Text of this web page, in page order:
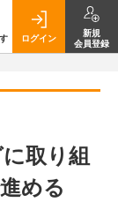
ログイン
新規
会員登録
取り組
める